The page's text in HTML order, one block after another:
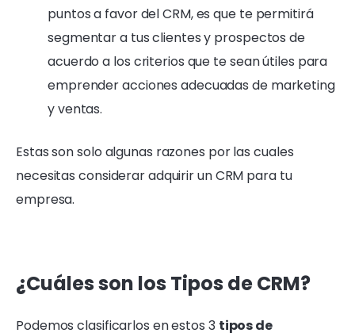
puntos a favor del CRM, es que te permitirá
segmentar a tus clientes y prospectos de
acuerdo a los criterios que te sean útiles para
emprender acciones adecuadas de marketing
y ventas.
Estas son solo algunas razones por las cuales
necesitas considerar adquirir un CRM para tu
empresa.
¿Cuáles son los Tipos de CRM?
Podemos clasificarlos en estos 3 tipos de